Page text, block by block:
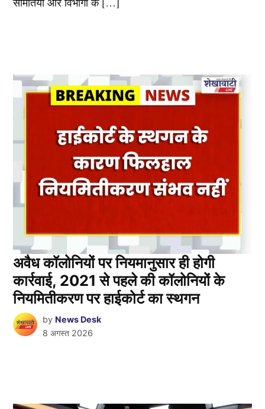
अवैध कॉलोनियों पर नियमानुसार ही होगी
कार्रवाई, 2021 से पहले की कॉलोनियों के
नियमितीकरण पर हाईकोर्ट का स्थगन
by News Desk
8 अगस्त 2026